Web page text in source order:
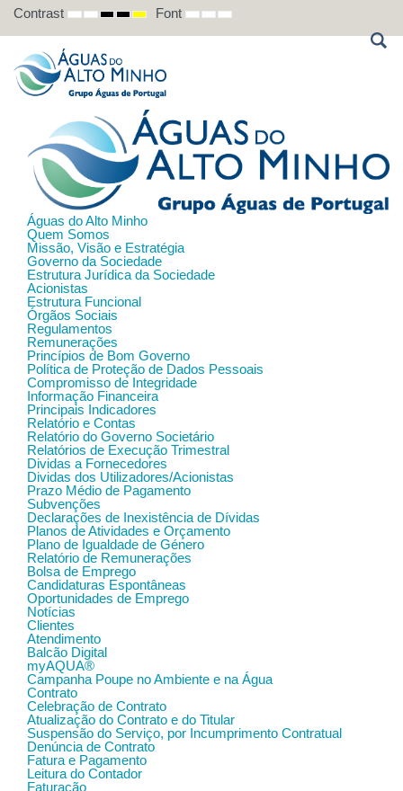
Contrast
DEFAULT
MODE
NIGHT
MODE
HIGH
CONTRAST
WHITE
MODE
HIGH
CONTRAST
MODE
HIGH
CONTRAST
MODE
Font
SET
SMALLER
SET
DEFAULT
SET
LARGER
Águas do Alto Minho
Quem Somos
Missão, Visão e Estratégia
Governo da Sociedade
Estrutura Jurídica da Sociedade
Acionistas
Estrutura Funcional
Órgãos Sociais
Regulamentos
Remunerações
Princípios de Bom Governo
Política de Proteção de Dados Pessoais
Compromisso de Integridade
Informação Financeira
Principais Indicadores
Relatório e Contas
Relatório do Governo Societário
Relatórios de Execução Trimestral
Dividas a Fornecedores
Dividas dos Utilizadores/Acionistas
Prazo Médio de Pagamento
Subvenções
Declarações de Inexistência de Dívidas
Planos de Atividades e Orçamento
Plano de Igualdade de Género
Relatório de Remunerações
Bolsa de Emprego
Candidaturas Espontâneas
Oportunidades de Emprego
Notícias
Clientes
Atendimento
Balcão Digital
myAQUA®
Campanha Poupe no Ambiente e na Água
Contrato
Celebração de Contrato
Atualização do Contrato e do Titular
Suspensão do Serviço, por Incumprimento Contratual
Denúncia de Contrato
Fatura e Pagamento
Leitura do Contador
Faturação